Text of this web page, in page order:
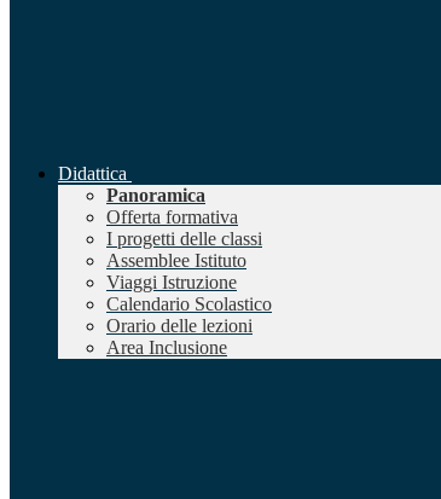
Didattica
Panoramica
Offerta formativa
I progetti delle classi
Assemblee Istituto
Viaggi Istruzione
Calendario Scolastico
Orario delle lezioni
Area Inclusione